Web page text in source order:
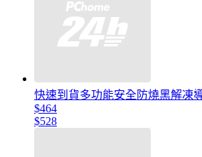
快速到貨多功能安全防燒黑解凍
$464
$528